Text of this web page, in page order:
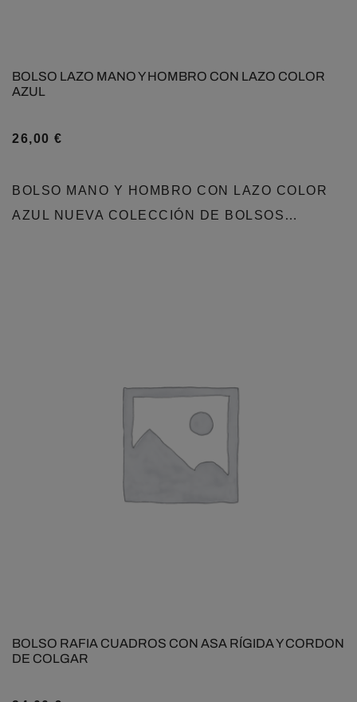
BOLSO LAZO MANO Y HOMBRO CON LAZO COLOR
AZUL
26,00 €
BOLSO MANO Y HOMBRO CON LAZO COLOR
AZUL NUEVA COLECCIÓN DE BOLSOS…
BOLSO RAFIA CUADROS CON ASA RÍGIDA Y CORDON
DE COLGAR